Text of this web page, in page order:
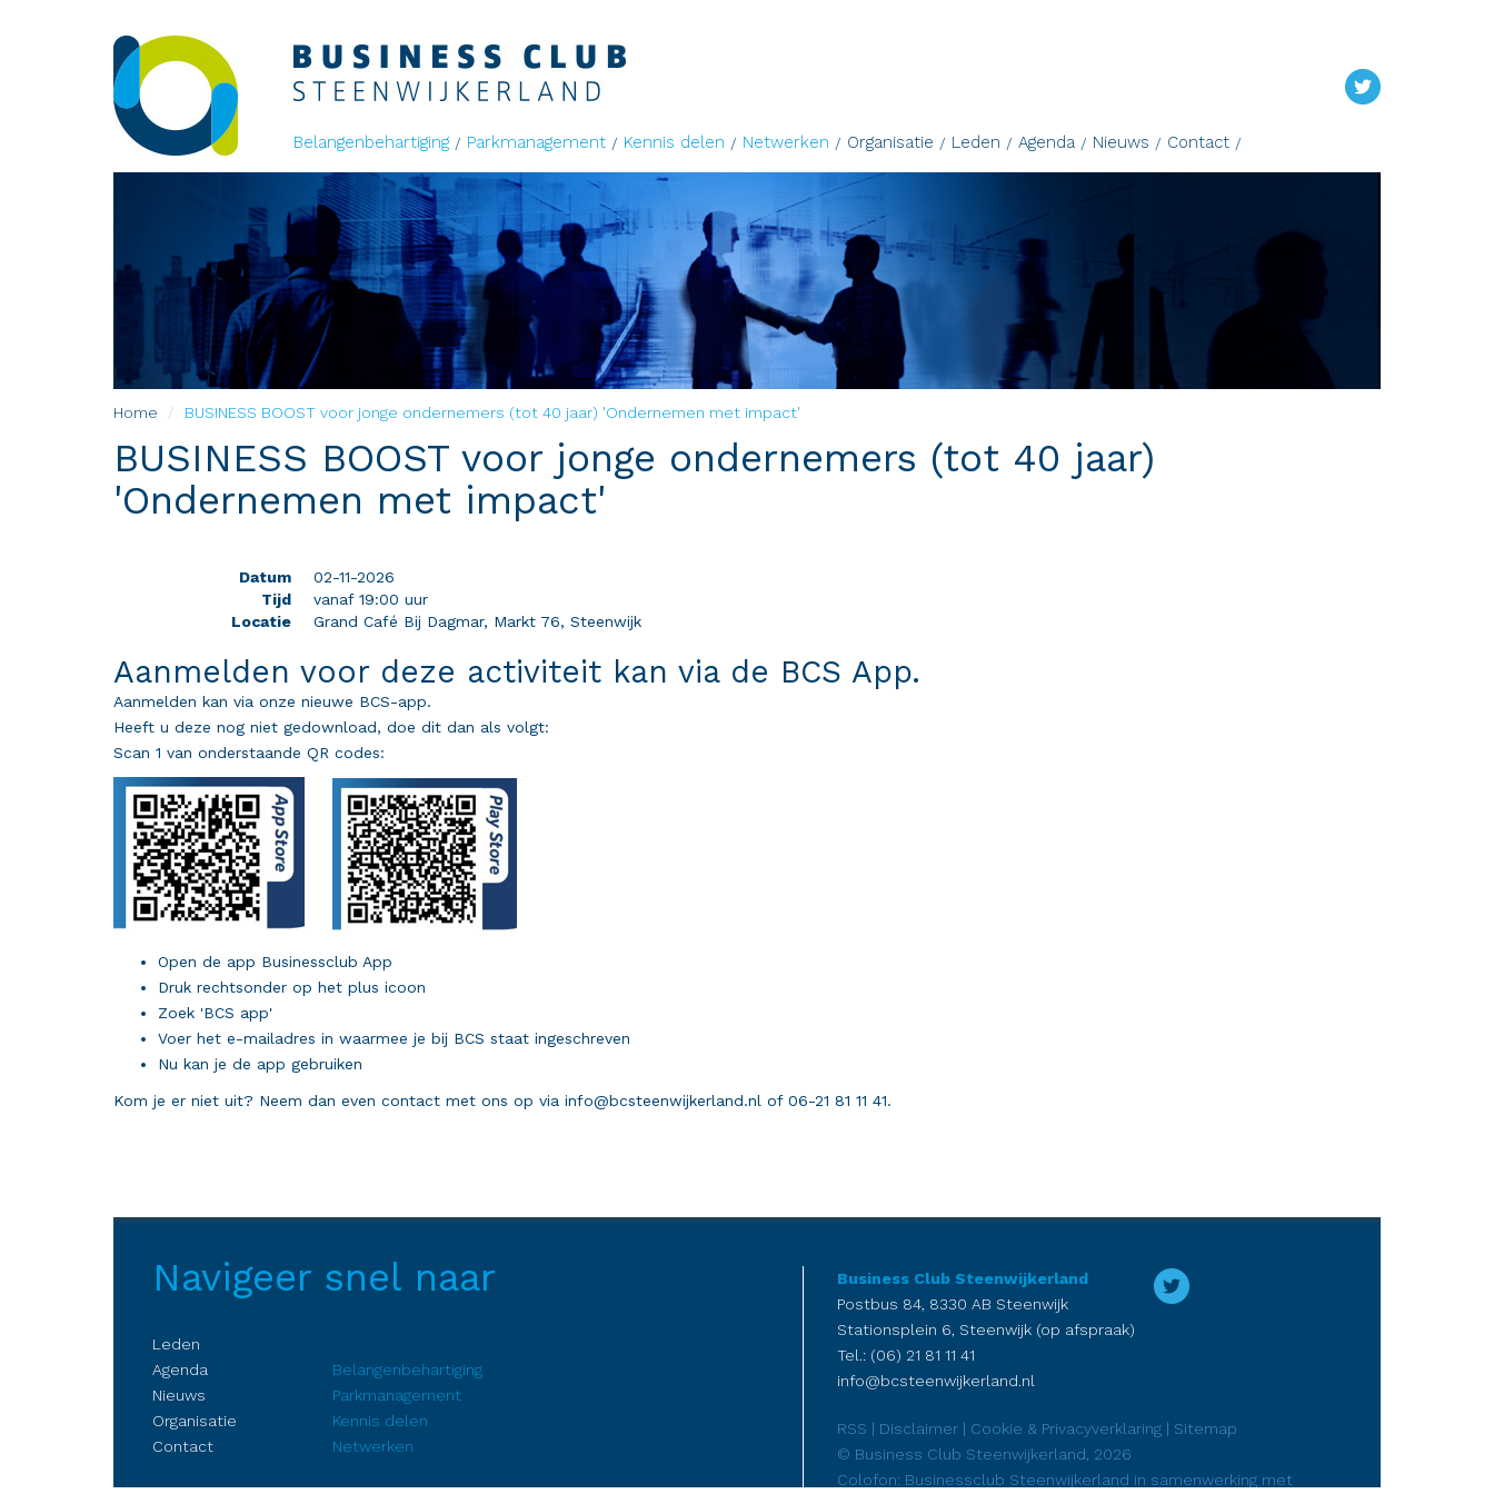
Belangenbehartiging Parkmanagement Kennis delen Netwerken Organisatie Leden Agenda Nieuws Contact
Home BUSINESS BOOST voor jonge ondernemers (tot 40 jaar) 'Ondernemen met impact'
BUSINESS BOOST voor jonge ondernemers (tot 40 jaar)
'Ondernemen met impact'
Datum
02-11-2026
Tijd
vanaf 19:00 uur
Locatie
Grand Café Bij Dagmar, Markt 76, Steenwijk
Aanmelden voor deze activiteit kan via de BCS App.
Aanmelden kan via onze nieuwe BCS-app.
Heeft u deze nog niet gedownload, doe dit dan als volgt:
Scan 1 van onderstaande QR codes:
Open de app Businessclub App
Druk rechtsonder op het plus icoon
Zoek 'BCS app'
Voer het e-mailadres in waarmee je bij BCS staat ingeschreven
Nu kan je de app gebruiken
Kom je er niet uit? Neem dan even contact met ons op via info@bcsteenwijkerland.nl of 06-21 81 11 41.
Navigeer snel naar
Leden
Agenda
Nieuws
Organisatie
Contact
Belangenbehartiging
Parkmanagement
Kennis delen
Netwerken
Business Club Steenwijkerland
Postbus 84, 8330 AB Steenwijk
Stationsplein 6, Steenwijk (op afspraak)
Tel.: (06) 21 81 11 41
info@bcsteenwijkerland.nl
RSS | Disclaimer | Cookie & Privacyverklaring | Sitemap
© Business Club Steenwijkerland, 2026
Colofon: Businessclub Steenwijkerland in samenwerking met